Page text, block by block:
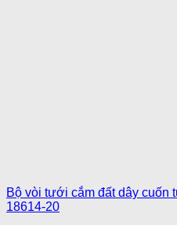
Bộ vòi tưới cắm đất dây cuốn
18614-20